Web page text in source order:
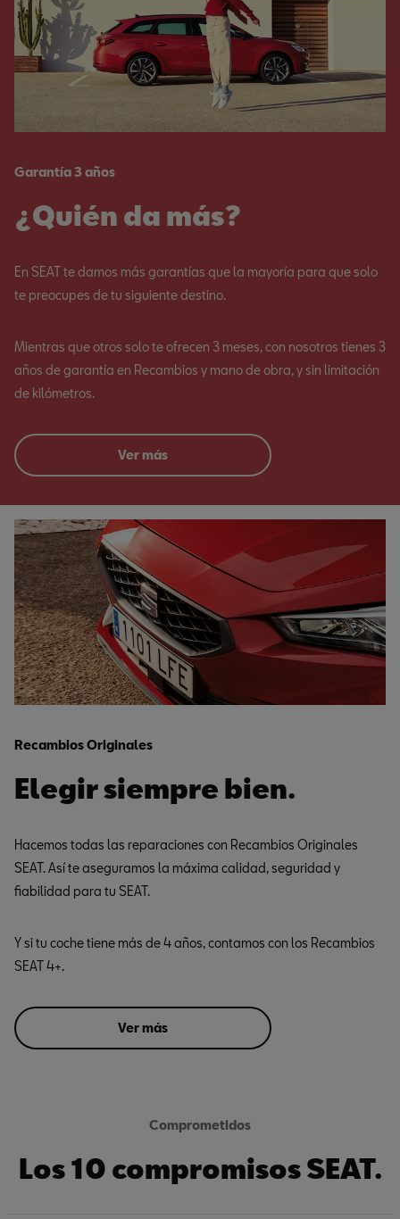
Garantía 3 años
¿Quién da más?
En SEAT te damos más garantías que la mayoría para que solo
te preocupes de tu siguiente destino.
Mientras que otros solo te ofrecen 3 meses, con nosotros tienes 3
años de garantía en Recambios y mano de obra, y sin limitación
de kilómetros.
Ver más
Recambios Originales
Elegir siempre bien.
Hacemos todas las reparaciones con Recambios Originales
SEAT. Así te aseguramos la máxima calidad, seguridad y
fiabilidad para tu SEAT.
Y si tu coche tiene más de 4 años, contamos con los Recambios
SEAT 4+.
Ver más
Comprometidos
Los 10 compromisos SEAT.